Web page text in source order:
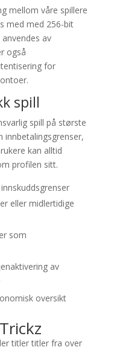
mellom våre spillere
med med 256-bit
av
også
for
spill
spill på største
innbetalingsgrenser,
kan alltid
profilen sitt.
eller midlertidige
som
av
oversikt
titler titler fra over